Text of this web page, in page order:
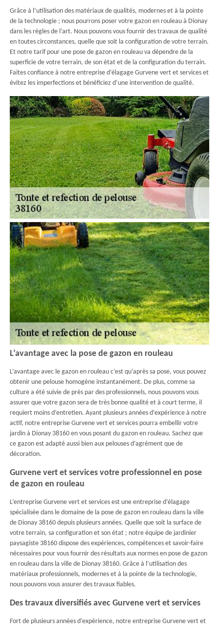
Grâce à l’utilisation des matériaux de qualités, modernes et à la pointe
de la technologie ; nous pourrons poser votre gazon en rouleau à Dionay
dans les règles de l’art. Nous pouvons vous fournir des travaux de qualité
en toutes circonstances, quelle que soit la configuration de votre terrain.
Et notre tarif pour une pose de gazon en rouleau va dépendre de la
superficie de votre terrain, de son état et de la configuration du terrain.
Faites confiance à notre entreprise d’élagage Gurvene vert et services et
évitez les imperfections et bénéficiez d’une intervention de qualité.
L’avantage avec la pose de gazon en rouleau
L’avantage avec le gazon en rouleau c’est qu’après sa pose, vous pouvez
obtenir une pelouse homogène instantanément. De plus, comme sa
culture a été suivie de près par des professionnels, nous pouvons vous
assurer que votre gazon sera de très bonne qualité et à court terme, il
requiert moins d’entretien. Ayant plusieurs années d’expérience à notre
actif, notre entreprise Gurvene vert et services pourra embellir votre
jardin à Dionay 38160 en vous posant du gazon en rouleau. Sachez que
ce gazon est adapté aussi bien aux pelouses d’agrément que de
décoration.
Gurvene vert et services votre professionnel en pose
de gazon en rouleau
L’entreprise Gurvene vert et services est une entreprise d’élagage
spécialisée dans le domaine de la pose de gazon en rouleau dans la ville
de Dionay 38160 depuis plusieurs années. Quelle que soit la surface de
votre terrain, sa configuration et son état ; notre équipe de jardinier
paysagiste 38160 dispose des expériences, compétences et savoir-faire
nécessaires pour vous fournir des résultats aux normes en pose de gazon
en rouleau dans la ville de Dionay 38160. Grâce à l’utilisation des
matériaux professionnels, modernes et à la pointe de la technologie,
nous pouvons vous assurer des travaux fiables.
Des travaux diversifiés avec Gurvene vert et services
Fort de plusieurs années d’expérience, notre entreprise Gurvene vert et